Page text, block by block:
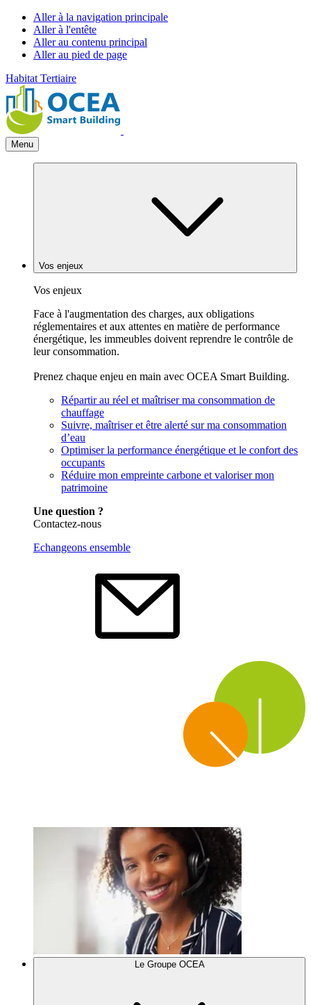
Aller à la navigation principale
Aller à l'entête
Aller au contenu principal
Aller au pied de page
Habitat Tertiaire
Menu
Vos enjeux
Vos enjeux
Face à l'augmentation des charges, aux obligations
réglementaires et aux attentes en matière de performance
énergétique, les immeubles doivent reprendre le contrôle de
leur consommation.
Prenez chaque enjeu en main avec OCEA Smart Building.
Répartir au réel et maîtriser ma consommation de
chauffage
Suivre, maîtriser et être alerté sur ma consommation
d’eau
Optimiser la performance énergétique et le confort des
occupants
Réduire mon empreinte carbone et valoriser mon
patrimoine
Une question ?
Contactez-nous
Echangeons ensemble
Le Groupe OCEA